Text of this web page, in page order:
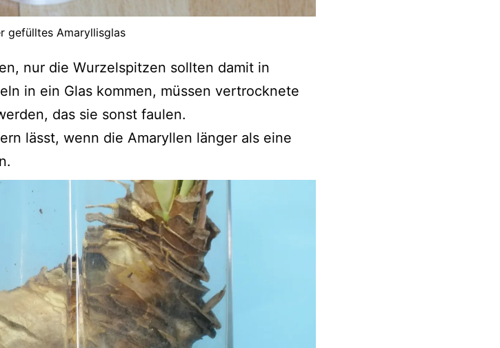
gefülltes Amaryllisglas
nur die Wurzelspitzen sollten damit in
in ein Glas kommen, müssen vertrocknete
das sie sonst faulen.
lässt, wenn die Amaryllen länger als eine